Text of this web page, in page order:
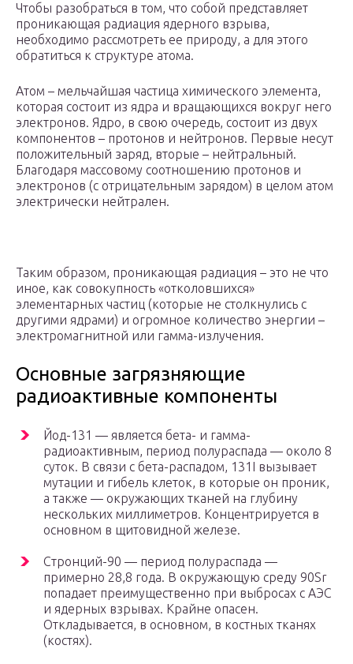
Чтобы разобраться в том, что собой представляет
проникающая радиация ядерного взрыва,
необходимо рассмотреть ее природу, а для этого
обратиться к структуре атома.
Атом – мельчайшая частица химического элемента,
которая состоит из ядра и вращающихся вокруг него
электронов. Ядро, в свою очередь, состоит из двух
компонентов – протонов и нейтронов. Первые несут
положительный заряд, вторые – нейтральный.
Благодаря массовому соотношению протонов и
электронов (с отрицательным зарядом) в целом атом
электрически нейтрален.
Таким образом, проникающая радиация – это не что
иное, как совокупность «отколовшихся»
элементарных частиц (которые не столкнулись с
другими ядрами) и огромное количество энергии –
электромагнитной или гамма-излучения.
Основные загрязняющие
радиоактивные компоненты
Йод-131 — является бета- и гамма-
радиоактивным, период полураспада — около 8
суток. В связи с бета-распадом, 131I вызывает
мутации и гибель клеток, в которые он проник,
а также — окружающих тканей на глубину
нескольких миллиметров. Концентрируется в
основном в щитовидной железе.
Стронций-90 — период полураспада —
примерно 28,8 года. В окружающую среду 90Sr
попадает преимущественно при выбросах с АЭС
и ядерных взрывах. Крайне опасен.
Откладывается, в основном, в костных тканях
(костях).